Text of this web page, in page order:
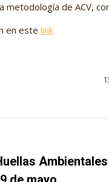
metodología de ACV,
en este link
Ambientales